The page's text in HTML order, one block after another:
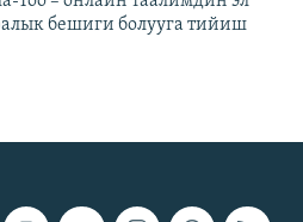
бешиги болууга тийиш